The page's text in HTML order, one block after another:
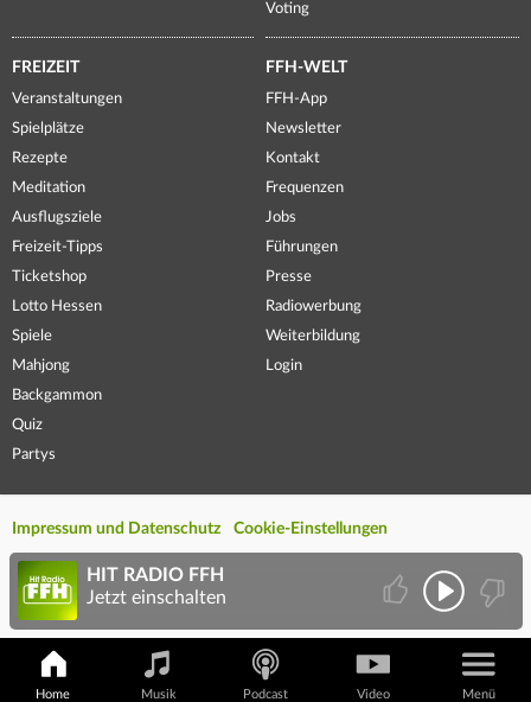
Voting
FREIZEIT
Veranstaltungen
Spielplätze
Rezepte
Meditation
Ausflugsziele
Freizeit-Tipps
Ticketshop
Lotto Hessen
Spiele
Mahjong
Backgammon
Quiz
Partys
FFH-WELT
FFH-App
Newsletter
Kontakt
Frequenzen
Jobs
Führungen
Presse
Radiowerbung
Weiterbildung
Login
Impressum und Datenschutz Cookie-Einstellungen
Home Musik Podcast Video Menü
HIT RADIO FFH
Jetzt einschalten